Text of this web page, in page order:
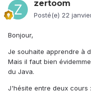
zertoom
Posté(e) 22
Bonjour,
Je souhaite apprendre à
Mais il faut bien
du Java.
J'hésite entre deux cours :